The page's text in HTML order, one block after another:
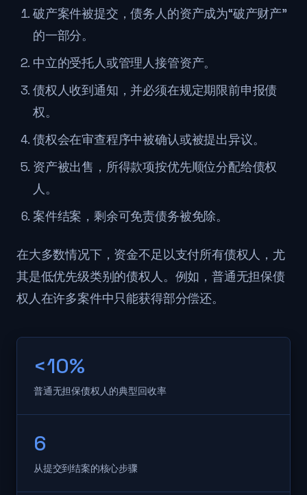
破产案件被提交，债务人的资产成为“破产财产”
的一部分。
中立的受托人或管理人接管资产。
债权人收到通知，并必须在规定期限前申报债
权。
债权会在审查程序中被确认或被提出异议。
资产被出售，所得款项按优先顺位分配给债权
人。
案件结案，剩余可免责债务被免除。
在大多数情况下，资金不足以支付所有债权人，尤
其是低优先级类别的债权人。例如，普通无担保债
权人在许多案件中只能获得部分偿还。
<10%
普通无担保债权人的典型回收率
6
从提交到结案的核心步骤